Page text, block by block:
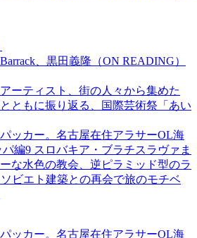
、黒田義隆（ON READING）
ーティスト、街の人々から集めた
ともに振り返る、国際芸術祭「あい
ッカー。名古屋在住アラサーOL海
編9 スロバキア・ブラチスラヴァま
な水色の教会、逆ピラミッド型のラ
ビエト建築との再会で旅のモチベ
ッカー。名古屋在住アラサーOL海